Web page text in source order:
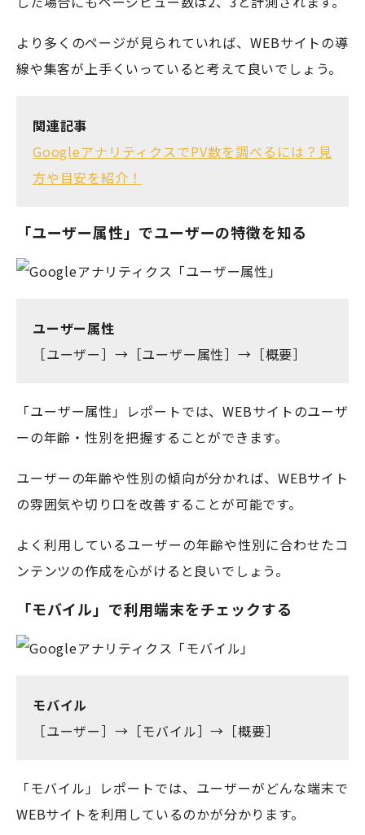
より多くのページが見られていれば、WEBサイトの導
線や集客が上手くいっていると考えて良いでしょう。
関連記事
GoogleアナリティクスでPV数を調べるには？見
方や目安を紹介！
「ユーザー属性」でユーザーの特徴を知る
ユーザー属性
［ユーザー］→［ユーザー属性］→［概要］
「ユーザー属性」レポートでは、WEBサイトのユーザ
ーの年齢・性別を把握することができます。
ユーザーの年齢や性別の傾向が分かれば、WEBサイト
の雰囲気や切り口を改善することが可能です。
よく利用しているユーザーの年齢や性別に合わせたコ
ンテンツの作成を心がけると良いでしょう。
「モバイル」で利用端末をチェックする
モバイル
［ユーザー］→［モバイル］→［概要］
「モバイル」レポートでは、ユーザーがどんな端末で
WEBサイトを利用しているのかが分かります。